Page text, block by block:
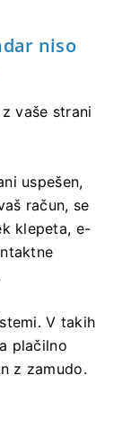
niso
vaše strani
uspešen,
račun, se
klepeta, e-
V takih
plačilno
z zamudo.